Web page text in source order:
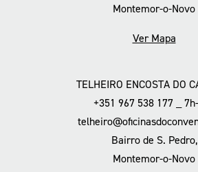
Montemor-o-Novo
Ver Mapa
TELHEIRO ENCOSTA DO
+351 967 538 177 _
Bairro de S. Pedro,
Montemor-o-Novo